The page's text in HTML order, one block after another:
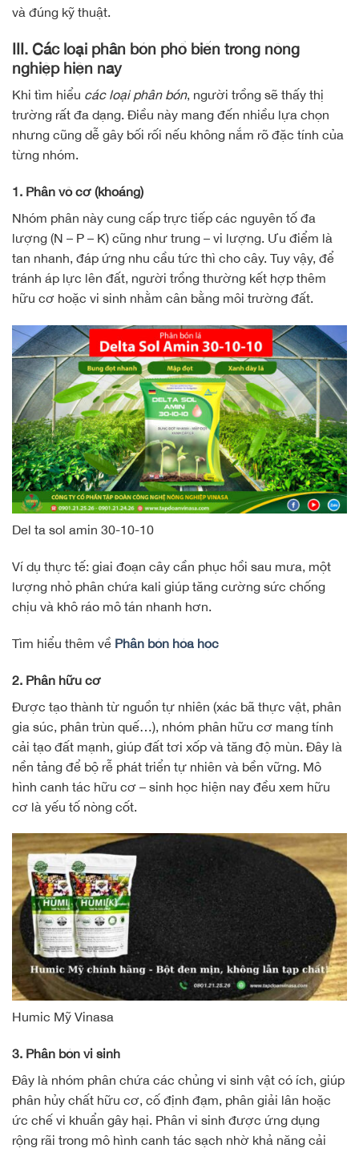
và đúng kỹ thuật.
III. Các loại phân bón phổ biến trong nông
nghiệp hiện nay
Khi tìm hiểu các loại phân bón, người trồng sẽ thấy thị
trường rất đa dạng. Điều này mang đến nhiều lựa chọn
nhưng cũng dễ gây bối rối nếu không nắm rõ đặc tính của
từng nhóm.
1. Phân vô cơ (khoáng)
Nhóm phân này cung cấp trực tiếp các nguyên tố đa
lượng (N – P – K) cũng như trung – vi lượng. Ưu điểm là
tan nhanh, đáp ứng nhu cầu tức thì cho cây. Tuy vậy, để
tránh áp lực lên đất, người trồng thường kết hợp thêm
hữu cơ hoặc vi sinh nhằm cân bằng môi trường đất.
Del ta sol amin 30-10-10
Ví dụ thực tế: giai đoạn cây cần phục hồi sau mưa, một
lượng nhỏ phân chứa kali giúp tăng cường sức chống
chịu và khô ráo mô tán nhanh hơn.
Tìm hiểu thêm về Phân bón hóa học
2. Phân hữu cơ
Được tạo thành từ nguồn tự nhiên (xác bã thực vật, phân
gia súc, phân trùn quế…), nhóm phân hữu cơ mang tính
cải tạo đất mạnh, giúp đất tơi xốp và tăng độ mùn. Đây là
nền tảng để bộ rễ phát triển tự nhiên và bền vững. Mô
hình canh tác hữu cơ – sinh học hiện nay đều xem hữu
cơ là yếu tố nòng cốt.
Humic Mỹ Vinasa
3. Phân bón vi sinh
Đây là nhóm phân chứa các chủng vi sinh vật có ích, giúp
phân hủy chất hữu cơ, cố định đạm, phân giải lân hoặc
ức chế vi khuẩn gây hại. Phân vi sinh được ứng dụng
rộng rãi trong mô hình canh tác sạch nhờ khả năng cải